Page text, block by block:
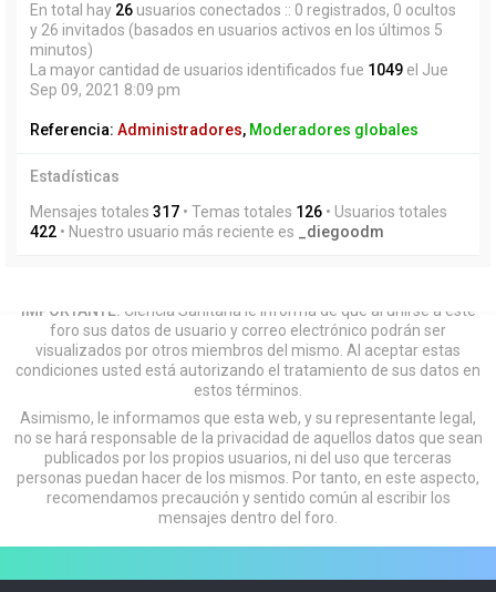
En total hay 26 usuarios conectados :: 0 registrados, 0 ocultos
y 26 invitados (basados en usuarios activos en los últimos 5
minutos)
La mayor cantidad de usuarios identificados fue 1049 el Jue
Sep 09, 2021 8:09 pm
Referencia: Administradores, Moderadores globales
Estadísticas
Mensajes totales 317 • Temas totales 126 • Usuarios totales
422 • Nuestro usuario más reciente es _diegoodm
IMPORTANTE: Ciencia Sanitaria le informa de que al unirse a este
foro sus datos de usuario y correo electrónico podrán ser
visualizados por otros miembros del mismo. Al aceptar estas
condiciones usted está autorizando el tratamiento de sus datos en
estos términos.
Asimismo, le informamos que esta web, y su representante legal,
no se hará responsable de la privacidad de aquellos datos que sean
publicados por los propios usuarios, ni del uso que terceras
personas puedan hacer de los mismos. Por tanto, en este aspecto,
recomendamos precaución y sentido común al escribir los
mensajes dentro del foro.